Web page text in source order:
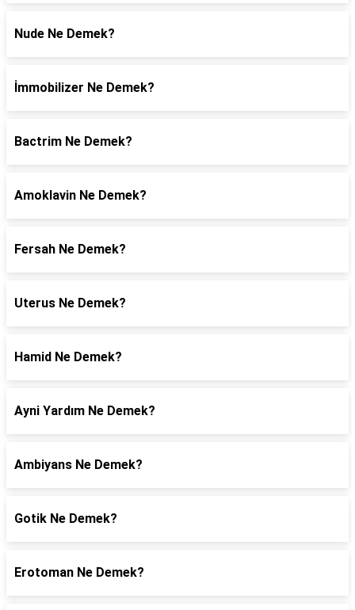
Nude Ne Demek?
İmmobilizer Ne Demek?
Bactrim Ne Demek?
Amoklavin Ne Demek?
Fersah Ne Demek?
Uterus Ne Demek?
Hamid Ne Demek?
Ayni Yardım Ne Demek?
Ambiyans Ne Demek?
Gotik Ne Demek?
Erotoman Ne Demek?